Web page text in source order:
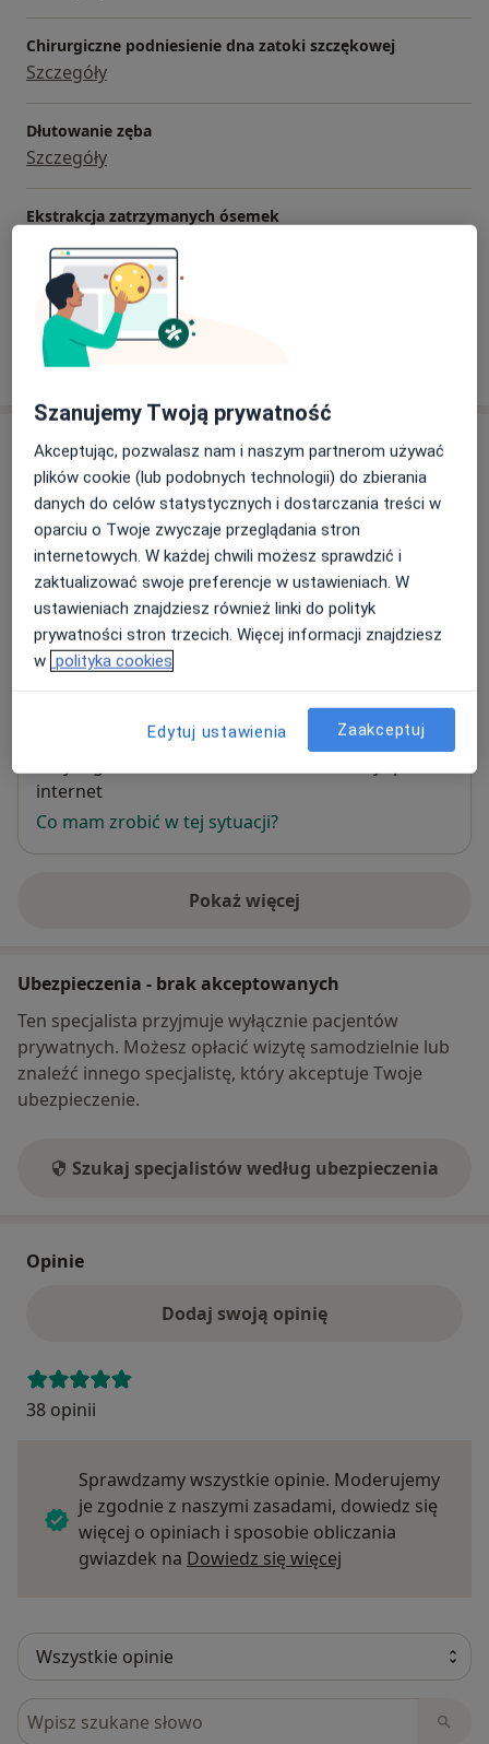
Chirurgiczne podniesienie dna zatoki szczękowej
Szczegóły
Dłutowanie zęba
Szczegóły
Ekstrakcja zatrzymanych ósemek
Szczegóły
+ 5 usług
W jaki sposób ustalane są ceny?
Adresy (7)
Adres 1 Adres 2 Adres 3 Adres 4 Adres 5
Dental Fraternity Centrum Implantologii i
Stomatologii Estetycznej
Zapłocie 21, Wilanów , 02-970Warszawa
otwiera się w nowej karcie
internet
Co mam zrobić w tej sytuacji?
Pokaż więcej
o adresie
Ubezpieczenia - brak akceptowanych
Ten specjalista przyjmuje wyłącznie pacjentów
prywatnych. Możesz opłacić wizytę samodzielnie lub
znaleźć innego specjalistę, który akceptuje Twoje
ubezpieczenie.
Szukaj specjalistów według ubezpieczenia
Opinie
Dodaj swoją opinię
38 opinii
Sprawdzamy wszystkie opinie. Moderujemy
je zgodnie z naszymi zasadami, dowiedz się
więcej o opiniach i sposobie obliczania
gwiazdek na Dowiedz się więcej
Szukaj w opiniach
Szanujemy Twoją prywatność
Akceptując, pozwalasz nam i naszym partnerom używać
plików cookie (lub podobnych technologii) do zbierania
danych do celów statystycznych i dostarczania treści w
oparciu o Twoje zwyczaje przeglądania stron
internetowych. W każdej chwili możesz sprawdzić i
zaktualizować swoje preferencje w ustawieniach. W
ustawieniach znajdziesz również linki do polityk
prywatności stron trzecich. Więcej informacji znajdziesz
w polityka cookies
Edytuj ustawienia Zaakceptuj